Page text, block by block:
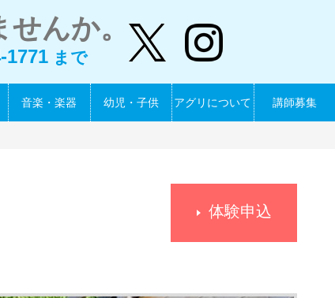
んか。
1771 まで
音楽・楽器 幼児・子供 アグリについて 講師募集
体験申込